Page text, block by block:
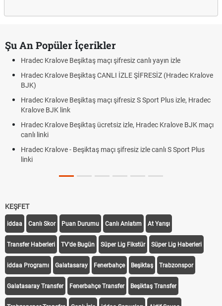
Şu An Popüler İçerikler
Hradec Kralove Beşiktaş maçı şifresiz canlı yayın izle
Hradec Kralove Beşiktaş CANLI İZLE ŞİFRESİZ (Hradec Kralove
BJK)
Hradec Kralove Beşiktaş maçı şifresiz S Sport Plus izle, Hradec
Kralove BJK link
Hradec Kralove Beşiktaş ücretsiz izle, Hradec Kralove BJK maçı
canlı linki
Hradec Kralove - Beşiktaş maçı şifresiz izle canlı S Sport Plus
linki
KEŞFET
iddaa Canlı Skor Puan Durumu Canlı Anlatım At Yarışı
Transfer Haberleri TV'de Bugün Süper Lig Fikstür Süper Lig Haberleri
iddaa Programı Galatasaray Fenerbahçe Beşiktaş Trabzonspor
Galatasaray Transfer Fenerbahçe Transfer Beşiktaş Transfer